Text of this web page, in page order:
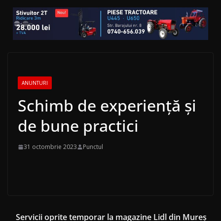
ANUNTURI
Schimb de experiență și
de bune practici
31 octombrie 2023 Punctul
Servicii oprite temporar la magazine Lidl din Mureș